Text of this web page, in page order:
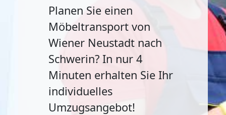
Planen Sie einen
Möbeltransport von
Wiener Neustadt nach
Schwerin? In nur 4
Minuten erhalten Sie Ihr
individuelles
Umzugsangebot!